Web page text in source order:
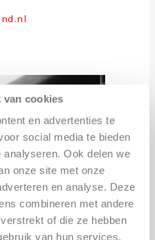
van cookies
en advertenties te
social media te bieden
Ook delen we
onze site met onze
en analyse. Deze
combineren met andere
of die ze hebben
van hun services.